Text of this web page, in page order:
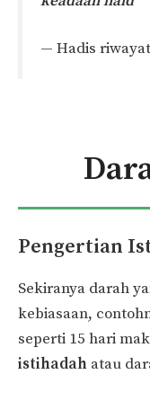
— Hadis riwayat
Pengertian
Sekiranya darah
kebiasaan,
seperti 15 hari
istihadah atau